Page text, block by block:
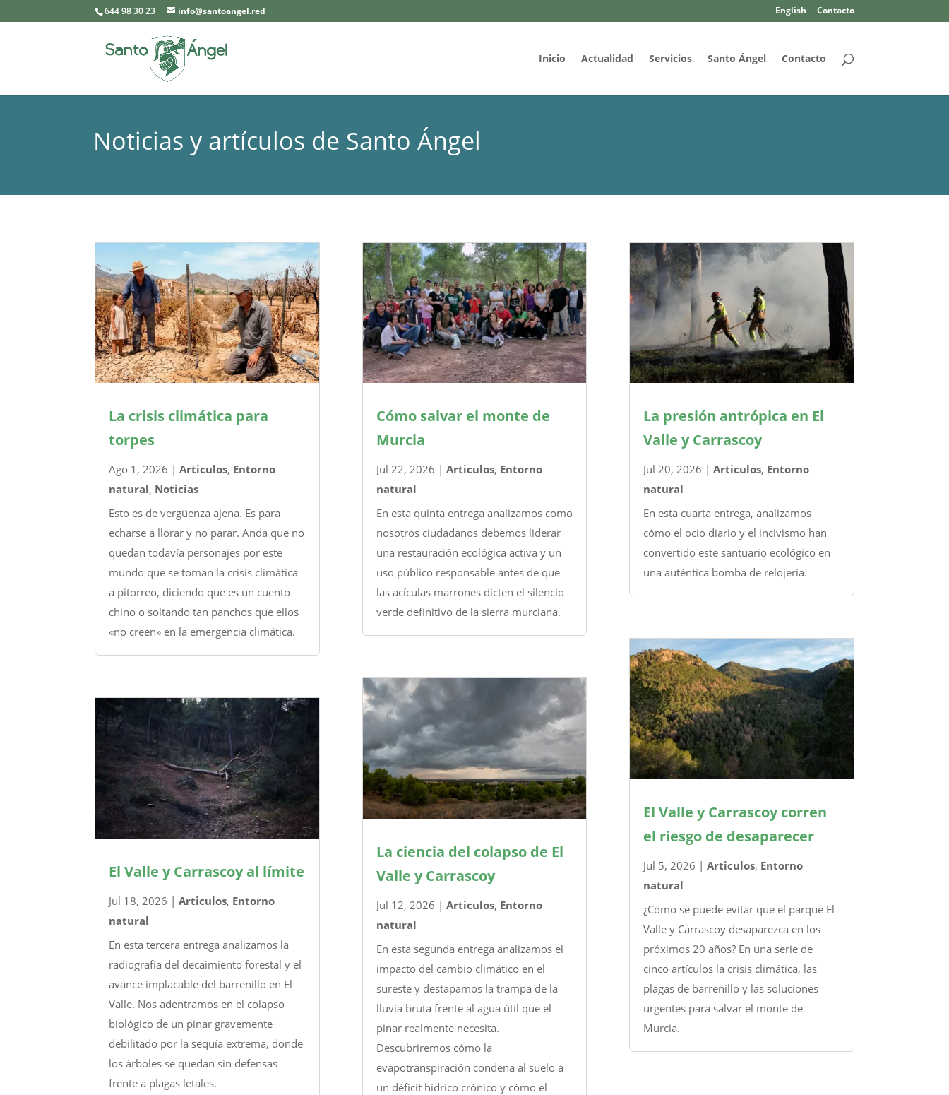
644 98 30 23 info@santoangel.red English Contacto
Inicio Actualidad Servicios Santo Ángel Contacto
Noticias y artículos de Santo Ángel
La crisis climática para
torpes
Ago 1, 2026 |Articulos, Entorno
natural, Noticias
Esto es de vergüenza ajena. Es para
echarse a llorar y no parar. Anda que no
quedan todavía personajes por este
mundo que se toman la crisis climática
a pitorreo, diciendo que es un cuento
chino o soltando tan panchos que ellos
«no creen» en la emergencia climática.
El Valle y Carrascoy al límite
Jul 18, 2026 |Articulos, Entorno
natural
En esta tercera entrega analizamos la
radiografía del decaimiento forestal y el
avance implacable del barrenillo en El
Valle. Nos adentramos en el colapso
biológico de un pinar gravemente
debilitado por la sequía extrema, donde
los árboles se quedan sin defensas
frente a plagas letales.
Cómo salvar el monte de
Murcia
Jul 22, 2026 | Articulos, Entorno
natural
En esta quinta entrega analizamos como
nosotros ciudadanos debemos liderar
una restauración ecológica activa y un
uso público responsable antes de que
las acículas marrones dicten el silencio
verde definitivo de la sierra murciana.
La ciencia del colapso de El
Valle y Carrascoy
Jul 12, 2026 | Articulos, Entorno
natural
En esta segunda entrega analizamos el
impacto del cambio climático en el
sureste y destapamos la trampa de la
lluvia bruta frente al agua útil que el
pinar realmente necesita.
Descubriremos cómo la
evapotranspiración condena al suelo a
un déficit hídrico crónico y cómo el
La presión antrópica en El
Valle y Carrascoy
Jul 20, 2026 | Articulos, Entorno
natural
En esta cuarta entrega, analizamos
cómo el ocio diario y el incivismo han
convertido este santuario ecológico en
una auténtica bomba de relojería.
El Valle y Carrascoy corren
el riesgo de desaparecer
Jul 5, 2026 | Articulos, Entorno
natural
¿Cómo se puede evitar que el parque El
Valle y Carrascoy desaparezca en los
próximos 20 años? En una serie de
cinco artículos la crisis climática, las
plagas de barrenillo y las soluciones
urgentes para salvar el monte de
Murcia.